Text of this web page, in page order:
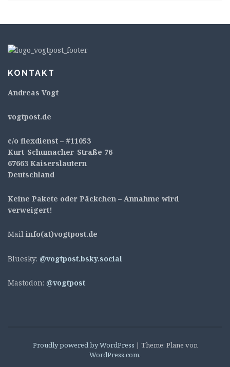
KONTAKT
Andreas Vogt
vogtpost.de
c/o flexdienst – #11053
Kurt-Schumacher-Straße 76
67663 Kaiserslautern
Deutschland
Keine Pakete oder Päckchen – Annahme wird
verweigert!
Mail info(at)vogtpost.de
Bluesky: @vogtpost.bsky.social
Mastodon: @vogtpost
Proudly powered by WordPress | Theme: Plane von
WordPress.com.